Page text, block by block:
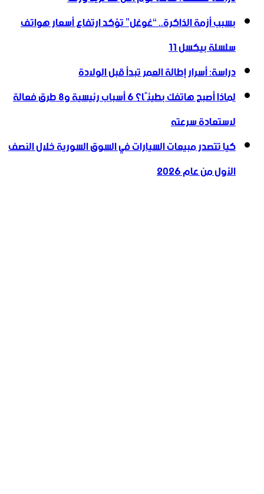
بسبب أزمة الذاكرة.. “غوغل” تؤكد ارتفاع أسعار هواتف
سلسلة بيكسل 11
دراسة: أسرار إطالة العمر تبدأ قبل الولادة
لماذا أصبح هاتفك بطيئًا؟ 6 أسباب رئيسية و8 طرق فعالة
لاستعادة سرعته
كيا تتصدر مبيعات السيارات في السوق السورية خلال النصف
الأول من عام 2026